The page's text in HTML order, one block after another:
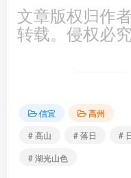
文章版权归作
转载。侵权必
信宜
高州
# 高山
# 落日 #
# 湖光山色